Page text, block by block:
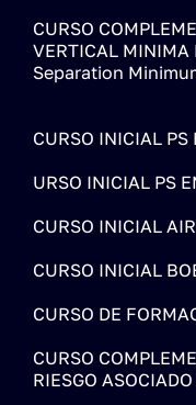
CURSO
VERTICAL
Separation
CURSO INICIAL PS
URSO INICIAL PS
CURSO INICIAL
CURSO INICIAL
CURSO DE
CURSO
RIESGO